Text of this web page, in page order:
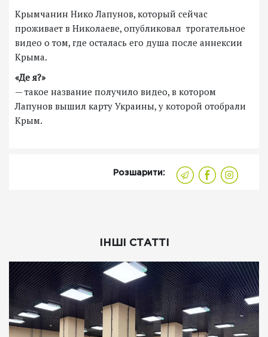
Крымчанин Нико Лапунов, который сейчас
проживает в Николаеве, опубликовал трогательное
видео о том, где осталась его душа после аннексии
Крыма.
«Де я?»
— такое название получило видео, в котором
Лапунов вышил карту Украины, у которой отобрали
Крым.
Розшарити:
ІНШІ СТАТТІ